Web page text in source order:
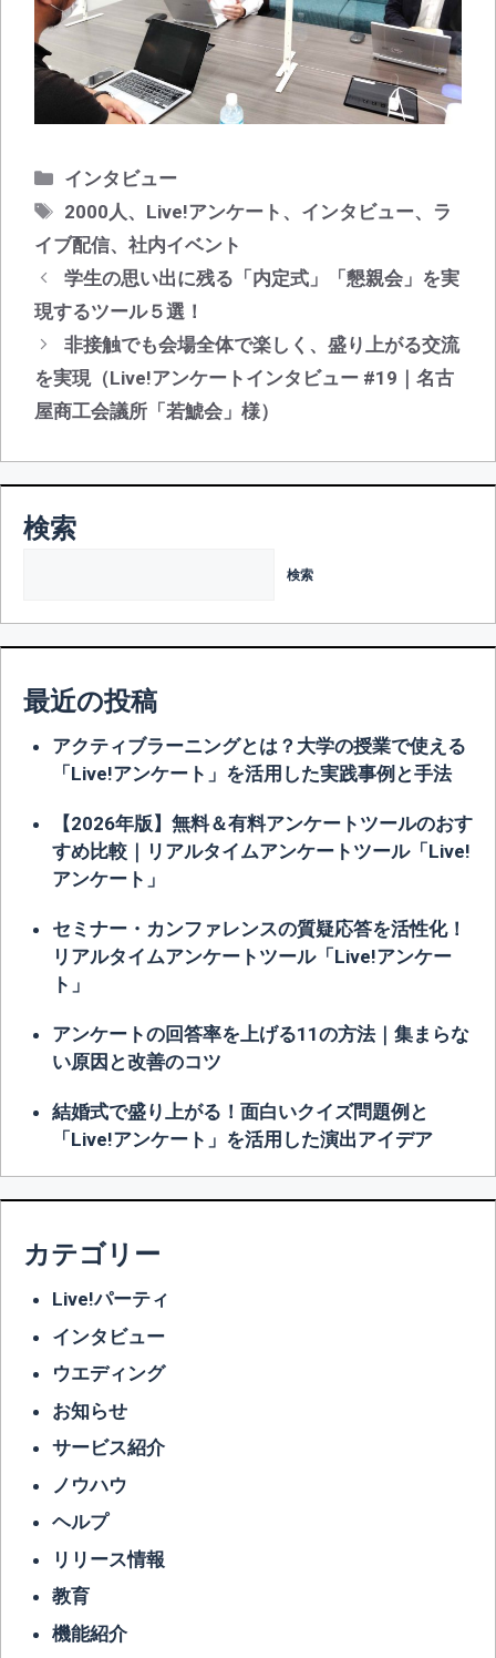
カ
テ
ゴ
リ
ー
インタビュー
タ
グ
2000人、 Live!アンケート 、 インタビュー、 ラ
イブ配信、 社内イベント
投
稿
ゲ
ー
ョ
学生の思い出に残る「内定式」「懇親会」を実
現するツール５選！
非接触でも会場全体で楽しく、盛り上がる交流
を実現（Live!アンケートインタビュー #19｜名古
屋商工会議所「若鯱会」様）
検索
検索
最近の投稿
アクティブラーニングとは？大学の授業で使える
「Live!アンケート」を活用した実践事例と手法
【2026年版】無料＆有料アンケートツールのおす
すめ比較｜リアルタイムアンケートツール「Live!
アンケート」
セミナー・カンファレンスの質疑応答を活性化！
リアルタイムアンケートツール「Live!アンケー
ト」
アンケートの回答率を上げる11の方法｜集まらな
い原因と改善のコツ
結婚式で盛り上がる！面白いクイズ問題例と
「Live!アンケート」を活用した演出アイデア
カテゴリー
Live!パーティ
インタビュー
ウエディング
お知らせ
サービス紹介
ノウハウ
ヘルプ
リリース情報
教育
機能紹介